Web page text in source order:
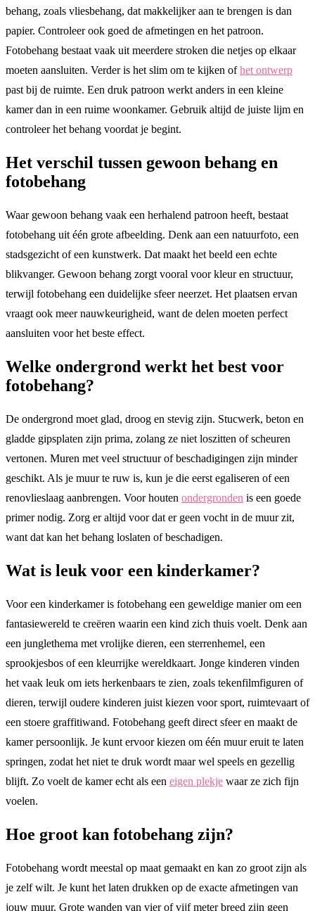
behang, zoals vliesbehang, dat makkelijker aan te brengen is dan
papier. Controleer ook goed de afmetingen en het patroon.
Fotobehang bestaat vaak uit meerdere stroken die netjes op elkaar
moeten aansluiten. Verder is het slim om te kijken ofhet ontwerp
past bij de ruimte. Een druk patroon werkt anders in een kleine
kamer dan in een ruime woonkamer. Gebruik altijd de juiste lijm en
controleer het behang voordat je begint.
Het verschil tussen gewoon behang en
fotobehang
Waar gewoon behang vaak een herhalend patroon heeft, bestaat
fotobehang uit één grote afbeelding. Denk aan een natuurfoto, een
stadsgezicht of een kunstwerk. Dat maakt het beeld een echte
blikvanger. Gewoon behang zorgt vooral voor kleur en structuur,
terwijl fotobehang een duidelijke sfeer neerzet. Het plaatsen ervan
vraagt ook meer nauwkeurigheid, want de delen moeten perfect
aansluiten voor het beste effect.
Welke ondergrond werkt het best voor
fotobehang?
De ondergrond moet glad, droog en stevig zijn. Stucwerk, beton en
gladde gipsplaten zijn prima, zolang ze niet loszitten of scheuren
vertonen. Muren met veel structuur of beschadigingen zijn minder
geschikt. Als je muur te ruw is, kun je die eerst egaliseren of een
renovlieslaag aanbrengen. Voor houten ondergronden is een goede
primer nodig. Zorg er altijd voor dat er geen vocht in de muur zit,
want dat kan het behang loslaten of beschadigen.
Wat is leuk voor een kinderkamer?
Voor een kinderkamer is fotobehang een geweldige manier om een
fantasiewereld te creëren waarin een kind zich thuis voelt. Denk aan
een junglethema met vrolijke dieren, een sterrenhemel, een
sprookjesbos of een kleurrijke wereldkaart. Jonge kinderen vinden
het vaak leuk om iets herkenbaars te zien, zoals tekenfilmfiguren of
dieren, terwijl oudere kinderen juist kiezen voor sport, ruimtevaart of
een stoere graffitiwand. Fotobehang geeft direct sfeer en maakt de
kamer persoonlijk. Je kunt ervoor kiezen om één muur eruit te laten
springen, zodat het niet te druk wordt maar wel speels en gezellig
blijft. Zo voelt de kamer echt als een eigen plekje waar ze zich fijn
voelen.
Hoe groot kan fotobehang zijn?
Fotobehang wordt meestal op maat gemaakt en kan zo groot zijn als
je zelf wilt. Je kunt het laten drukken op de exacte afmetingen van
jouw muur. Grote wanden van vier of vijf meter breed zijn geen